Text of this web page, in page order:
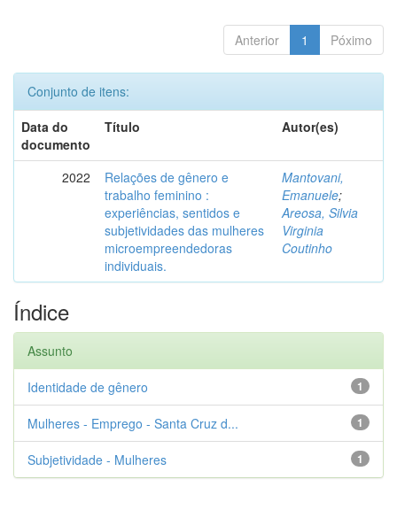
Anterior 1 Póximo
Conjunto de itens:
Data do
documento
Título Autor(es)
2022
Relações de gênero e
trabalho feminino :
experiências, sentidos e
subjetividades das mulheres
microempreendedoras
individuais.
Mantovani,
Emanuele;
Areosa, Silvia
Virginia
Coutinho
Índice
Assunto
1
Identidade de gênero
1
Mulheres - Emprego - Santa Cruz d...
1
Subjetividade - Mulheres